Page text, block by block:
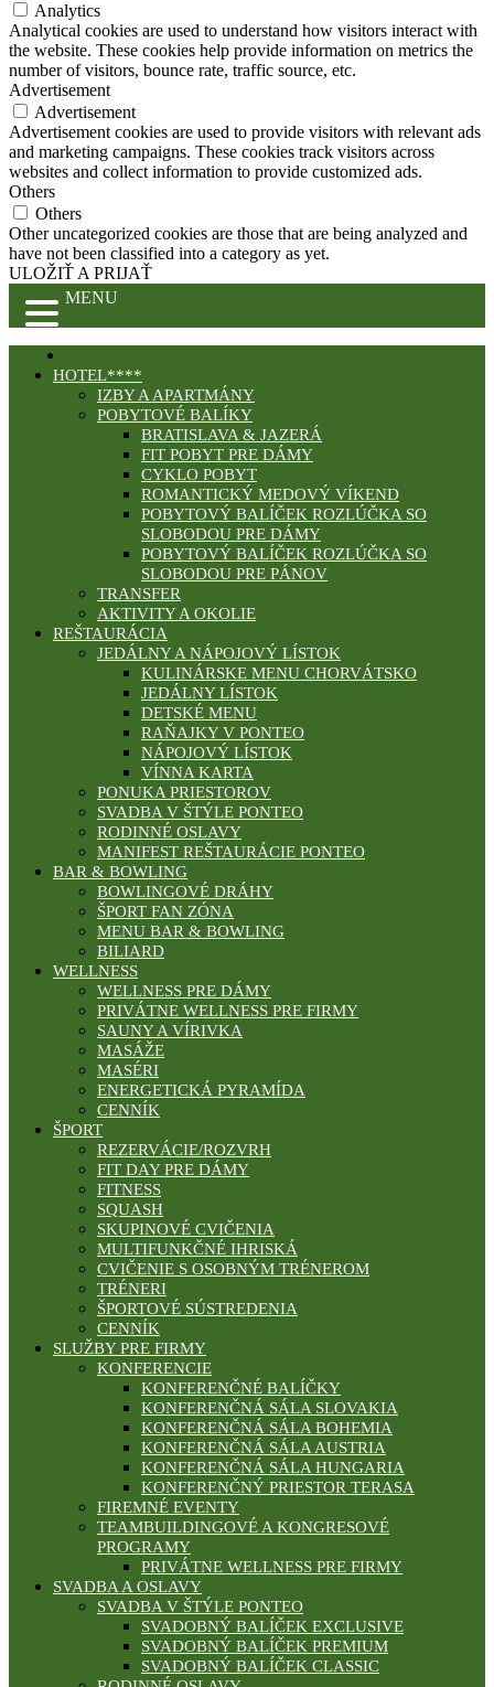
Analytics
Analytical cookies are used to understand how visitors interact with
the website. These cookies help provide information on metrics the
number of visitors, bounce rate, traffic source, etc.
Advertisement
Advertisement
Advertisement cookies are used to provide visitors with relevant ads
and marketing campaigns. These cookies track visitors across
websites and collect information to provide customized ads.
Others
Others
Other uncategorized cookies are those that are being analyzed and
have not been classified into a category as yet.
ULOŽIŤ A PRIJAŤ
MENU
HOTEL****
IZBY A APARTMÁNY
POBYTOVÉ BALÍKY
BRATISLAVA & JAZERÁ
FIT POBYT PRE DÁMY
CYKLO POBYT
ROMANTICKÝ MEDOVÝ VÍKEND
POBYTOVÝ BALÍČEK ROZLÚČKA SO
SLOBODOU PRE DÁMY
POBYTOVÝ BALÍČEK ROZLÚČKA SO
SLOBODOU PRE PÁNOV
TRANSFER
AKTIVITY A OKOLIE
REŠTAURÁCIA
JEDÁLNY A NÁPOJOVÝ LÍSTOK
KULINÁRSKE MENU CHORVÁTSKO
JEDÁLNY LÍSTOK
DETSKÉ MENU
RAŇAJKY V PONTEO
NÁPOJOVÝ LÍSTOK
VÍNNA KARTA
PONUKA PRIESTOROV
SVADBA V ŠTÝLE PONTEO
RODINNÉ OSLAVY
MANIFEST REŠTAURÁCIE PONTEO
BAR & BOWLING
BOWLINGOVÉ DRÁHY
ŠPORT FAN ZÓNA
MENU BAR & BOWLING
BILIARD
WELLNESS
WELLNESS PRE DÁMY
PRIVÁTNE WELLNESS PRE FIRMY
SAUNY A VÍRIVKA
MASÁŽE
MASÉRI
ENERGETICKÁ PYRAMÍDA
CENNÍK
ŠPORT
REZERVÁCIE/ROZVRH
FIT DAY PRE DÁMY
FITNESS
SQUASH
SKUPINOVÉ CVIČENIA
MULTIFUNKČNÉ IHRISKÁ
CVIČENIE S OSOBNÝM TRÉNEROM
TRÉNERI
ŠPORTOVÉ SÚSTREDENIA
CENNÍK
SLUŽBY PRE FIRMY
KONFERENCIE
KONFERENČNÉ BALÍČKY
KONFERENČNÁ SÁLA SLOVAKIA
KONFERENČNÁ SÁLA BOHEMIA
KONFERENČNÁ SÁLA AUSTRIA
KONFERENČNÁ SÁLA HUNGARIA
KONFERENČNÝ PRIESTOR TERASA
FIREMNÉ EVENTY
TEAMBUILDINGOVÉ A KONGRESOVÉ
PROGRAMY
PRIVÁTNE WELLNESS PRE FIRMY
SVADBA A OSLAVY
SVADBA V ŠTÝLE PONTEO
SVADOBNÝ BALÍČEK EXCLUSIVE
SVADOBNÝ BALÍČEK PREMIUM
SVADOBNÝ BALÍČEK CLASSIC